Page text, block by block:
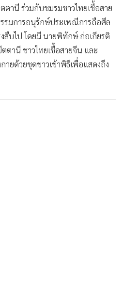
ตานี ร่วมกับชมรมชาวไทยเชื้อสาย
มการอนุรักษ์ประเพณีการถือศีล
สืบไป โดยมี นายพิทักษ์ ก่อเกียรติ
ตานี ชาวไทยเชื้อสายจีน และ
ายด้วยชุดขาวเข้าพิธีเพื่อแสดงถึง